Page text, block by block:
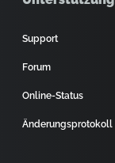
Support
Forum
Online-Status
Änderungsprotokoll